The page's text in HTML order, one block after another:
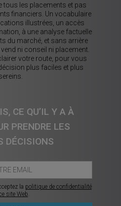
tous les placements et pas
financiers. Un vocabulaire
illustrées, un accès
à une analyse factuelle
du marché, et sans arrière
ni conseil ni placement.
votre route, pour vous
plus faciles et plus
CE QU’IL Y A À
PRENDRE LES
DÉCISIONS
la politique de confidentialité
site Web.